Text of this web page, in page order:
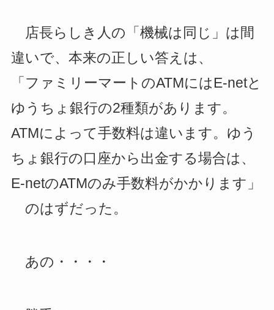
店長らしき人の「機械は同じ」は間
違いで、本来の正しい答えは、
「ファミリーマートのATMにはE-netと
ゆうちょ銀行の2種類があります。
ATMによって手数料は違います。ゆう
ちょ銀行の口座から出金する場合は、
E-netのATMのみ手数料がかかります」
のはずだった。
あの・・・・